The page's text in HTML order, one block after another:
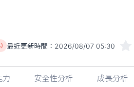
最近更新時間： 2026/08/07 05:30
力 安全性分析 成長分析